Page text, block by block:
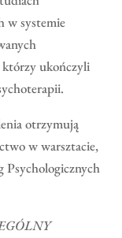
w systemie
ukończyli
otrzymują
w warsztacie,
Psychologicznych